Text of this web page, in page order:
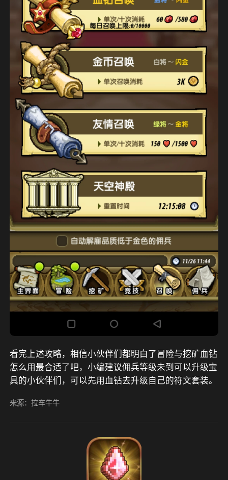
看完上述攻略，相信小伙伴们都明白了冒险与挖矿血钻
怎么用最合适了吧，小编建议佣兵等级未到可以升级宝
具的小伙伴们，可以先用血钻去升级自己的符文套装。
来源：拉车牛牛